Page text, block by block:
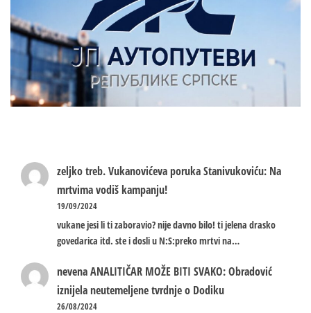
zeljko treb.Vukanovićeva poruka Stanivukoviću: Na
mrtvima vodiš kampanju!
19/09/2024
vukane jesi li ti zaboravio? nije davno bilo! ti jelena drasko
govedarica itd. ste i dosli u N:S:preko mrtvi na…
nevenaANALITIČAR MOŽE BITI SVAKO: Obradović
iznijela neutemeljene tvrdnje o Dodiku
26/08/2024